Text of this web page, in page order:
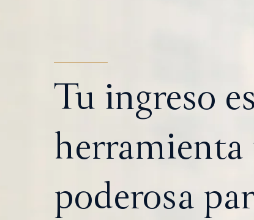
Tu ingreso
herramienta
poderosa